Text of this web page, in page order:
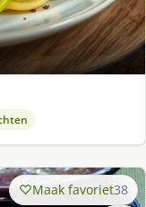
Maak favoriet38